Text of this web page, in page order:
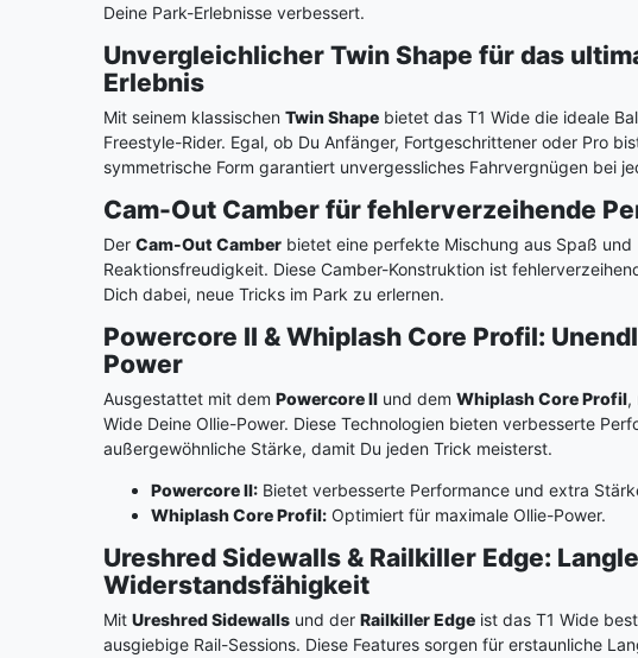
Deine Park-Erlebnisse verbessert.
Unvergleichlicher Twin Shape für das
Erlebnis
Mit seinem klassischen Twin Shape bietet das T1 Wide die ideale
Freestyle-Rider. Egal, ob Du Anfänger, Fortgeschrittener oder Pro
symmetrische Form garantiert unvergessliches Fahrvergnügen bei
Cam-Out Camber für fehlerverzeihende
Der Cam-Out Camber bietet eine perfekte Mischung aus Spaß und
Reaktionsfreudigkeit. Diese Camber-Konstruktion ist
Dich dabei, neue Tricks im Park zu erlernen.
Powercore II & Whiplash Core Profil:
Power
Ausgestattet mit dem Powercore II und dem Whiplash Core Profil,
Wide Deine Ollie-Power. Diese Technologien bieten verbesserte
außergewöhnliche Stärke, damit Du jeden Trick meisterst.
Powercore II: Bietet verbesserte Performance und extra
Whiplash Core Profil: Optimiert für maximale Ollie-Power.
Ureshred Sidewalls & Railkiller Edge:
Widerstandsfähigkeit
Mit Ureshred Sidewalls und der Railkiller Edge ist das T1 Wide
ausgiebige Rail-Sessions. Diese Features sorgen für erstaunliche